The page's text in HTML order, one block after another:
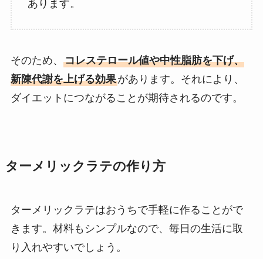
あります。
そのため、 コレステロール値や中性脂肪を下げ、
新陳代謝を上げる効果があります。それにより、
ダイエットにつながることが期待されるのです。
ターメリックラテの作り方
ターメリックラテはおうちで手軽に作ることがで
きます。材料もシンプルなので、毎日の生活に取
り入れやすいでしょう。